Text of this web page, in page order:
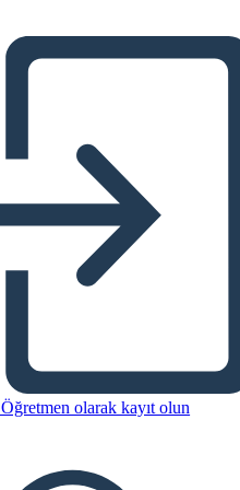
Öğretmen olarak kayıt olun